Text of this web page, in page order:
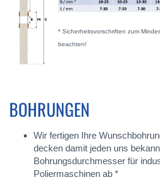
* Sicherheitsvorschriften zum
beachten!
BOHRUNGEN
Wir fertigen Ihre
decken damit jeden uns
Bohrungsdurchmesser für
Poliermaschinen ab *